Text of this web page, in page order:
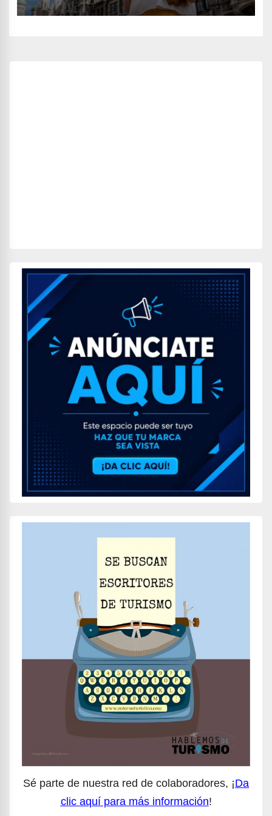
Sé parte de nuestra red de colaboradores, ¡Da
clic aquí para más información!